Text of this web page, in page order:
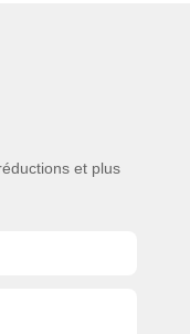
et plus